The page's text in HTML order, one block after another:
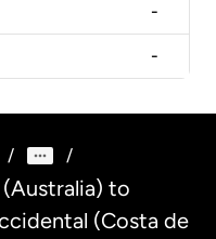
-
-
/ /
to
(Costa de